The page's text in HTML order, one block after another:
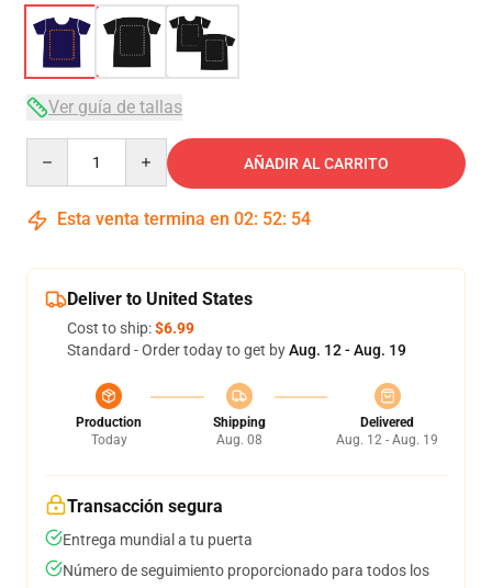
Ver guía de tallas
AÑADIR AL CARRITO
Esta venta termina en 02: 52: 54
Deliver to United States
Cost to ship:$6.99
Standard - Order today to get byAug. 12 - Aug. 19
Production
Today
Shipping
Aug. 08
Delivered
Aug. 12 - Aug. 19
Transacción segura
Entrega mundial a tu puerta
Número de seguimiento proporcionado para todos los